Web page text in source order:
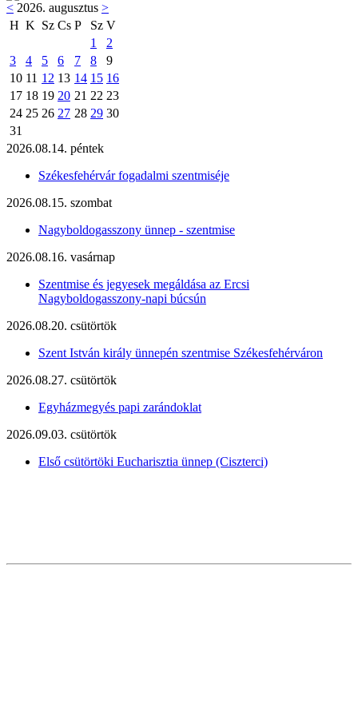
< 2026. augusztus >
H K Sz Cs P Sz V
1
2
3
4 5 6 7 8
9
10 11 12 13 14 15 16
17 18 19 20 21 22 23
24 25 26 27 28 29 30
31
2026.08.14. péntek
Székesfehérvár fogadalmi szentmiséje
2026.08.15. szombat
Nagyboldogasszony ünnep - szentmise
2026.08.16. vasárnap
Szentmise és jegyesek megáldása az Ercsi
Nagyboldogasszony-napi búcsún
2026.08.20. csütörtök
Szent István király ünnepén szentmise Székesfehérváron
2026.08.27. csütörtök
Egyházmegyés papi zarándoklat
2026.09.03. csütörtök
Első csütörtöki Eucharisztia ünnep (Ciszterci)